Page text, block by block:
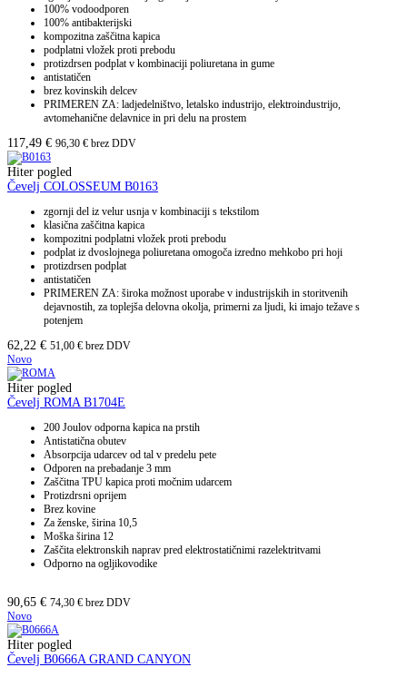
100% vodoodporen
100% antibakterijski
kompozitna zaščitna kapica
podplatni vložek proti prebodu
protizdrsen podplat v kombinaciji poliuretana in gume
antistatičen
brez kovinskih delcev
PRIMEREN ZA: ladjedelništvo, letalsko industrijo, elektroindustrijo,
avtomehanične delavnice in pri delu na prostem
117,49 € 96,30 € brez DDV
Hiter pogled
Čevelj COLOSSEUM B0163
zgornji del iz velur usnja v kombinaciji s tekstilom
klasična zaščitna kapica
kompozitni podplatni vložek proti prebodu
podplat iz dvoslojnega poliuretana omogoča izredno mehkobo pri hoji
protizdrsen podplat
antistatičen
PRIMEREN ZA: široka možnost uporabe v industrijskih in storitvenih
dejavnostih, za toplejša delovna okolja, primerni za ljudi, ki imajo težave s
potenjem
62,22 € 51,00 € brez DDV
Novo
Hiter pogled
Čevelj ROMA B1704E
200 Joulov odporna kapica na prstih
Antistatična obutev
Absorpcija udarcev od tal v predelu pete
Odporen na prebadanje 3 mm
Zaščitna TPU kapica proti močnim udarcem
Protizdrsni oprijem
Brez kovine
Za ženske, širina 10,5
Moška širina 12
Zaščita elektronskih naprav pred elektrostatičnimi razelektritvami
Odporno na ogljikovodike
90,65 € 74,30 € brez DDV
Novo
Hiter pogled
Čevelj B0666A GRAND CANYON